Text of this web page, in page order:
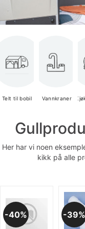
Telt til bobil Vannkraner
Her har vi noen
kikk på alle
40% 39%